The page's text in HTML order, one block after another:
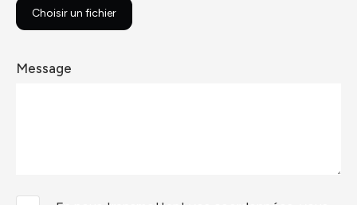
Choisir un fichier
Message